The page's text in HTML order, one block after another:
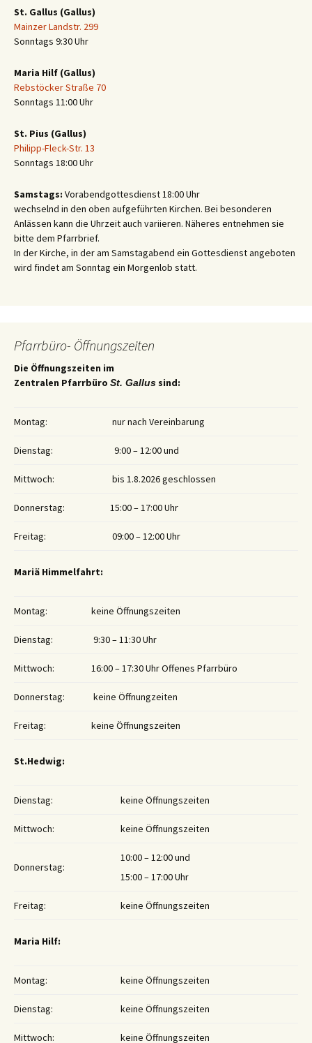
St. Gallus (Gallus)
Mainzer Landstr. 299
Sonntags 9:30 Uhr
Maria Hilf (Gallus)
Rebstöcker Straße 70
Sonntags 11:00 Uhr
St. Pius (Gallus)
Philipp-Fleck-Str. 13
Sonntags 18:00 Uhr
Samstags: Vorabendgottesdienst 18:00 Uhr
wechselnd in den oben aufgeführten Kirchen. Bei besonderen
Anlässen kann die Uhrzeit auch variieren. Näheres entnehmen sie
bitte dem Pfarrbrief.
In der Kirche, in der am Samstagabend ein Gottesdienst angeboten
wird findet am Sonntag ein Morgenlob statt.
Pfarrbüro- Öffnungszeiten
Die Öffnungszeiten im
Zentralen Pfarrbüro St. Gallus sind:
Montag: nur nach Vereinbarung
Dienstag: 9:00 – 12:00 und
Mittwoch: bis 1.8.2026 geschlossen
Donnerstag: 15:00 – 17:00 Uhr
Freitag: 09:00 – 12:00 Uhr
Mariä Himmelfahrt:
Montag: keine Öffnungszeiten
Dienstag: 9:30 – 11:30 Uhr
Mittwoch: 16:00 – 17:30 Uhr Offenes Pfarrbüro
Donnerstag: keine Öffnungzeiten
Freitag: keine Öffnungszeiten
St.Hedwig:
Dienstag: keine Öffnungszeiten
Mittwoch: keine Öffnungszeiten
Donnerstag:
10:00 – 12:00 und
15:00 – 17:00 Uhr
Freitag: keine Öffnungszeiten
Maria Hilf:
Montag: keine Öffnungszeiten
Dienstag: keine Öffnungszeiten
Mittwoch: keine Öffnungszeiten